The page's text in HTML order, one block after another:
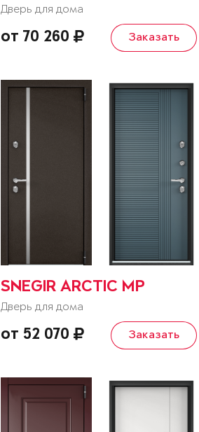
Дверь для дома
от 70 260 Заказать
SNEGIR ARCTIC MP
Дверь для дома
от 52 070 Заказать